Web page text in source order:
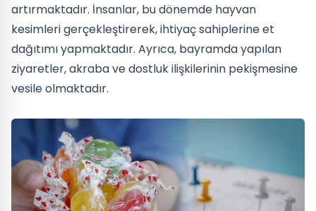
artırmaktadır. İnsanlar, bu dönemde hayvan
kesimleri gerçekleştirerek, ihtiyaç sahiplerine et
dağıtımı yapmaktadır. Ayrıca, bayramda yapılan
ziyaretler, akraba ve dostluk ilişkilerinin pekişmesine
vesile olmaktadır.